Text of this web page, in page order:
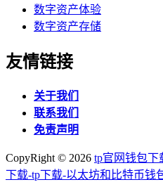
数字资产体验
数字资产存储
友情链接
关于我们
联系我们
免责声明
CopyRight © 2026 tp官网钱包下
下载-tp下载-以太坊和比特币钱